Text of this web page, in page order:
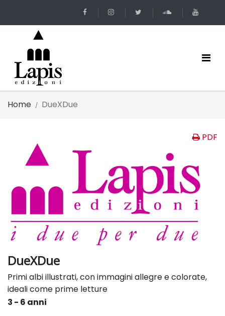
Home DueXDue
PDF
DueXDue
Primi albi illustrati, con immagini allegre e colorate,
ideali come prime letture
3 - 6 anni